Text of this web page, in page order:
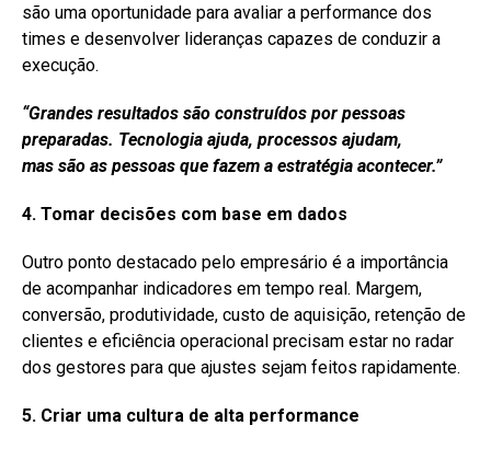
são uma oportunidade para avaliar a performance dos
times e desenvolver lideranças capazes de conduzir a
execução.
“Grandes resultados são construídos por pessoas
preparadas. Tecnologia ajuda, processos ajudam,
mas são as pessoas que fazem a estratégia acontecer.”
4. Tomar decisões com base em dados
Outro ponto destacado pelo empresário é a importância
de acompanhar indicadores em tempo real. Margem,
conversão, produtividade, custo de aquisição, retenção de
clientes e eficiência operacional precisam estar no radar
dos gestores para que ajustes sejam feitos rapidamente.
5. Criar uma cultura de alta performance